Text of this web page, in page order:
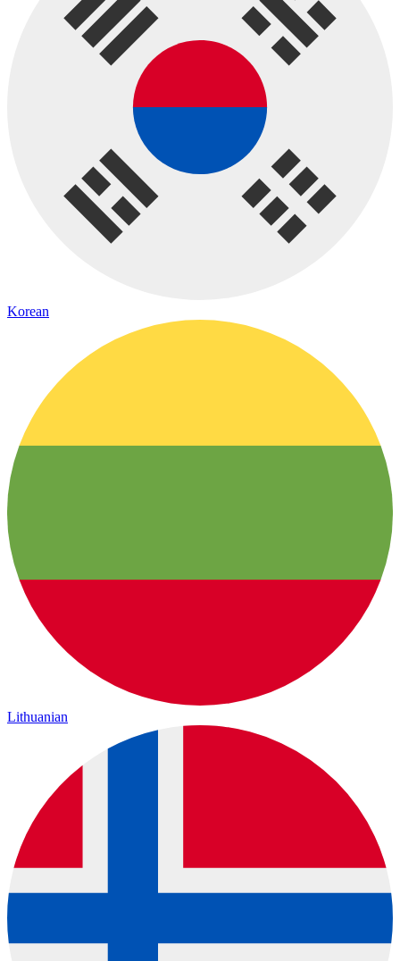
Korean
Lithuanian